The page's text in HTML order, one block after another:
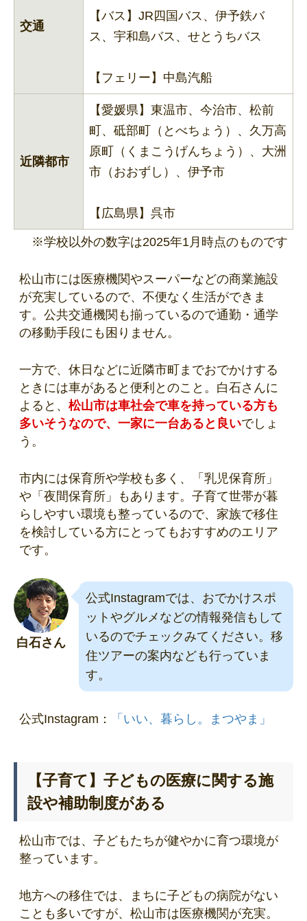
交通
【バス】JR四国バス、伊予鉄バ
ス、宇和島バス、せとうちバス
【フェリー】中島汽船
近隣都市
【愛媛県】東温市、今治市、松前
町、砥部町（とべちょう）、久万高
原町（くまこうげんちょう）、大洲
市（おおずし）、伊予市
【広島県】呉市
※学校以外の数字は2025年1月時点のものです
松山市には医療機関やスーパーなどの商業施設
が充実しているので、不便なく生活ができま
す。公共交通機関も揃っているので通勤・通学
の移動手段にも困りません。
一方で、休日などに近隣市町までおでかけする
ときには車があると便利とのこと。白石さんに
よると、 松山市は車社会で車を持っている方も
多いそうなので、一家に一台あると良いでしょ
う。
市内には保育所や学校も多く、「乳児保育所」
や「夜間保育所」もあります。子育て世帯が暮
らしやすい環境も整っているので、家族で移住
を検討している方にとってもおすすめのエリア
です。
白石さん
公式Instagramでは、おでかけスポ
ットやグルメなどの情報発信もして
いるのでチェックみてください。移
住ツアーの案内なども行っていま
す。
公式Instagram： 「いい、暮らし。まつやま」
【子育て】子どもの医療に関する施
設や補助制度がある
松山市では、子どもたちが健やかに育つ環境が
整っています。
地方への移住では、まちに子どもの病院がない
ことも多いですが、松山市は医療機関が充実。